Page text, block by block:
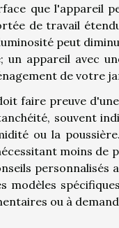
que l'appareil
de travail
peut
appareil avec
de votre
faire preuve
souvent
ou la
moins de
personnalisés
modèles
ou à